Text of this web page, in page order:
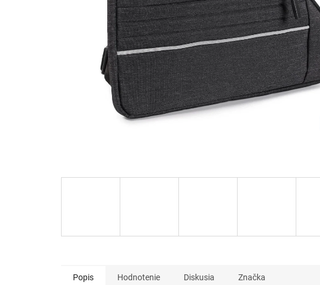
Popis Hodnotenie Diskusia Značka